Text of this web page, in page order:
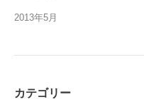
2013年5月
カテゴリー